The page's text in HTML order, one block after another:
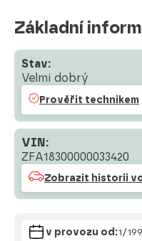
Základní
Stav:
Velmi dobrý
Prověřit technikem
VIN:
ZFA18300000033420
Zobrazit historii
v provozu od:1/